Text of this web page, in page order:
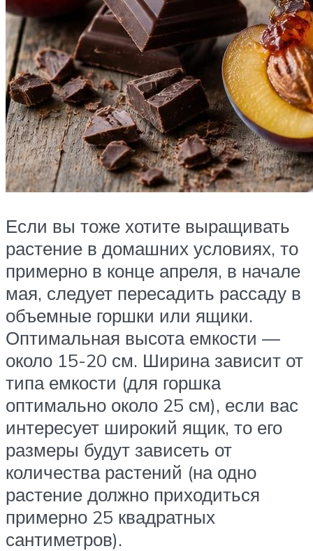
Если вы тоже хотите выращивать
растение в домашних условиях, то
примерно в конце апреля, в начале
мая, следует пересадить рассаду в
объемные горшки или ящики.
Оптимальная высота емкости —
около 15-20 см. Ширина зависит от
типа емкости (для горшка
оптимально около 25 см), если вас
интересует широкий ящик, то его
размеры будут зависеть от
количества растений (на одно
растение должно приходиться
примерно 25 квадратных
сантиметров).